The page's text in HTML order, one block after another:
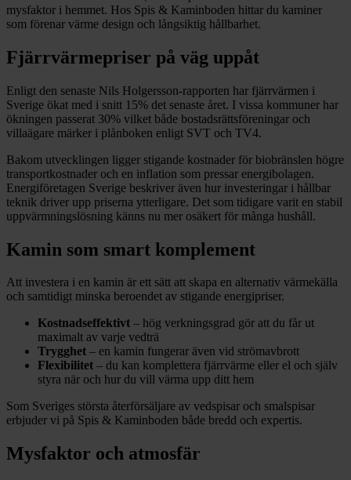
mysfaktor i hemmet. Hos Spis & Kaminboden hittar du kaminer
som förenar värme design och långsiktig hållbarhet.
Fjärrvärmepriser på väg uppåt
Enligt den senaste Nils Holgersson-rapporten har fjärrvärmen i
Sverige ökat med i snitt 15% det senaste året. I vissa kommuner har
ökningen passerat 30% vilket både bostadsrättsföreningar och
villaägare märker i plånboken enligt SVT och TV4.
Bakom utvecklingen ligger stigande kostnader för biobränslen högre
transportkostnader och en inflation som pressar energibolagen.
Energiföretagen Sverige beskriver även hur investeringar i hållbar
teknik driver upp priserna ytterligare. Det som tidigare varit en stabil
uppvärmningslösning känns nu mer osäkert för många hushåll.
Kamin som smart komplement
Att investera i en kamin är ett sätt att skapa en alternativ värmekälla
och samtidigt minska beroendet av stigande energipriser.
Kostnadseffektivt – hög verkningsgrad gör att du får ut
maximalt av varje vedträ
Trygghet – en kamin fungerar även vid strömavbrott
Flexibilitet – du kan komplettera fjärrvärme eller el och själv
styra när och hur du vill värma upp ditt hem
Som Sveriges största återförsäljare av vedspisar och smalspisar
erbjuder vi på Spis & Kaminboden både bredd och expertis.
Mysfaktor och atmosfär